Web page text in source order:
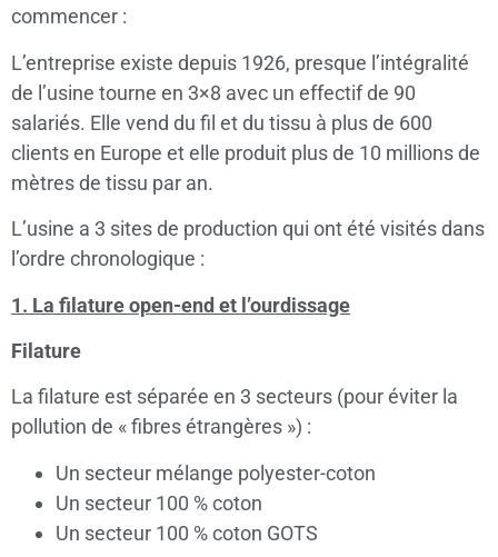
commencer :
L’entreprise existe depuis 1926, presque l’intégralité
de l’usine tourne en 3×8 avec un effectif de 90
salariés. Elle vend du fil et du tissu à plus de 600
clients en Europe et elle produit plus de 10 millions de
mètres de tissu par an.
L’usine a 3 sites de production qui ont été visités dans
l’ordre chronologique :
1. La filature open-end et l’ourdissage
Filature
La filature est séparée en 3 secteurs (pour éviter la
pollution de « fibres étrangères ») :
Un secteur mélange polyester-coton
Un secteur 100 % coton
Un secteur 100 % coton GOTS